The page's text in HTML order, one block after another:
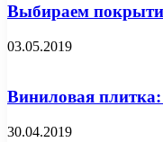
Выбираем
03.05.2019
Виниловая плитка:
30.04.2019